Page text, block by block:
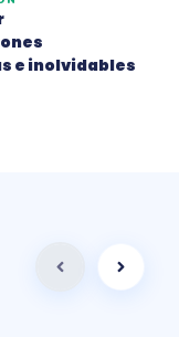
e inolvidables